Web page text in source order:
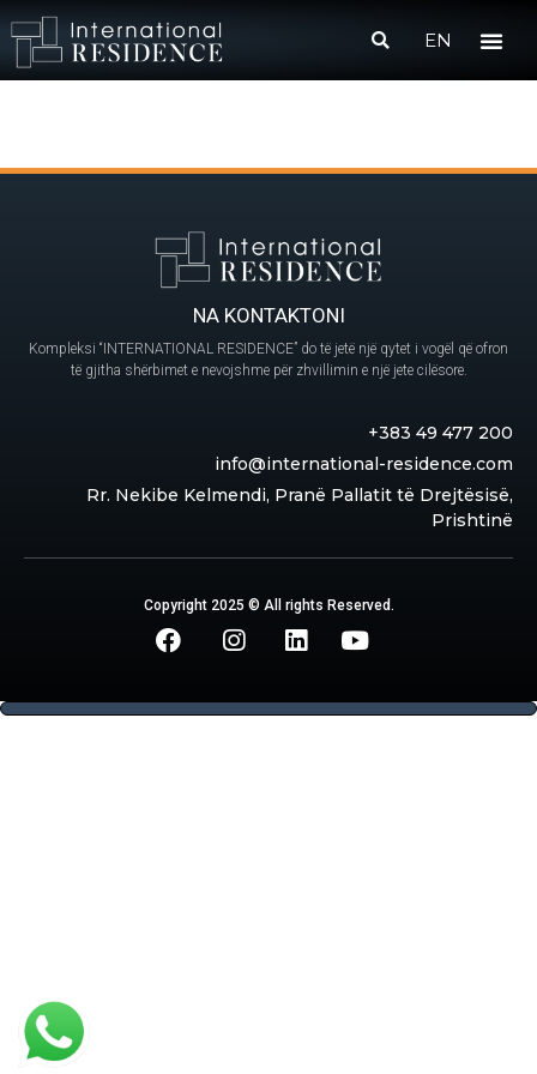
EN
NA KONTAKTONI
Kompleksi “INTERNATIONAL RESIDENCE” do të jetë një qytet i vogël që ofron
të gjitha shërbimet e nevojshme për zhvillimin e një jete cilësore.
+383 49 477 200
info@international-residence.com
Rr. Nekibe Kelmendi, Pranë Pallatit të Drejtësisë,
Prishtinë
Copyright 2025 © All rights Reserved.